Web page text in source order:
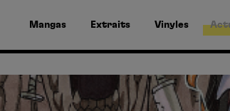
Mangas Extraits Vinyles